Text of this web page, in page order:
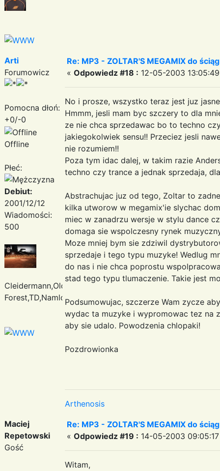
Arti
Forumowicz
Pomocna dłoń:
+0/-0
Offline
Płeć:
Debiut:
2001/12/12
Wiadomości:
500
Cleidermann,Oldfield,Enigma,Deep
Forest,TD,Namlook
Re: MP3 - ZOLTAR'S MEGAMIX do
« Odpowiedz #18 : 12-05-2003
No i prosze, wszystko teraz jest juz
Hmmm, jesli mam byc szczery to dla
ze nie chca sprzedawac bo to techno
jakiegokolwiek sensu!! Przeciez jesli
nie rozumiem!!
Poza tym idac dalej, w takim razie
techno czy trance a jednak sprzedaja,
Abstrachujac juz od tego, Zoltar to
kilka utworow w megamix'ie slychac
miec w zanadrzu wersje w stylu dance
domaga sie wspolczesny rynek
Moze mniej bym sie zdziwil
sprzedaje i tego typu muzyke! Wedlug
do nas i nie chca poprostu
stad tego typu tlumaczenie. Takie jest
Podsumowujac, szczerze Wam zycze
wydac ta muzyke i wypromowac tez na
aby sie udalo. Powodzenia chlopaki!
Pozdrowionka
Arthenosis
Maciej
Repetowski
Gość
Re: MP3 - ZOLTAR'S MEGAMIX do
« Odpowiedz #19 : 14-05-2003
Witam,